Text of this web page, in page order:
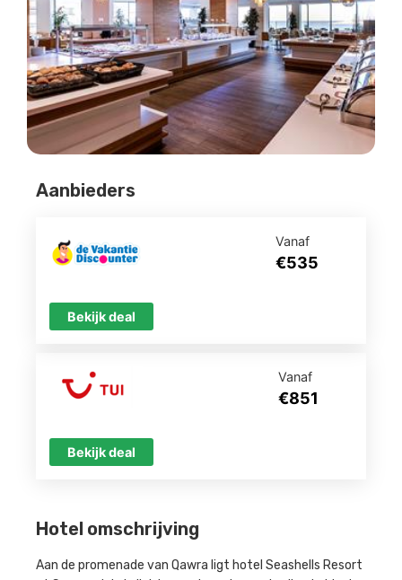
Hotel omschrijving
Aan de promenade van Qawra ligt hotel Seashells Resort
Aanbieders
Vanaf
€535
Bekijk deal
Vanaf
€851
Bekijk deal